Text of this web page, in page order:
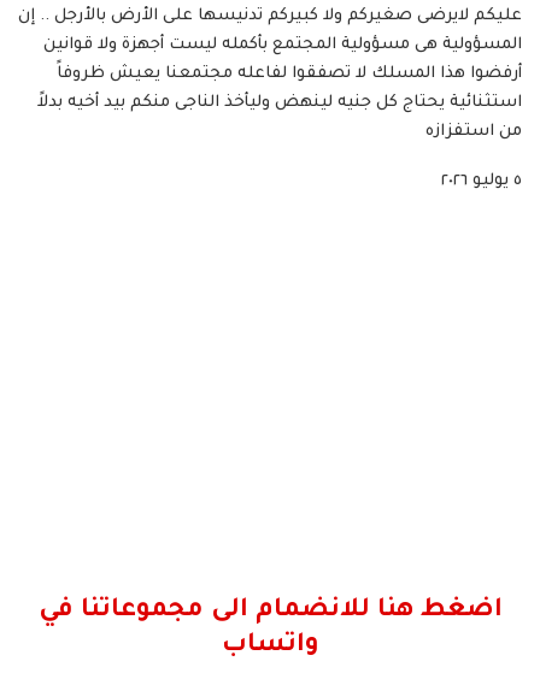
عليكم لايرضى صغيركم ولا كبيركم تدنيسها على الأرض بالأرجل .. إن
المسؤولية هى مسؤولية المجتمع بأكمله ليست أجهزة ولا قوانين
أرفضوا هذا المسلك لا تصفقوا لفاعله مجتمعنا يعيش ظروفاً
استثنائية يحتاج كل جنيه لينهض وليأخذ الناجى منكم بيد أخيه بدلاً
من استفزازه
٥ يوليو ٢٠٢٦
اضغط هنا للانضمام الى مجموعاتنا في
واتساب